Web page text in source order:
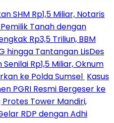
SHM Rp1,5 Miliar, Notaris
Tanah dengan
Rp3,5 Triliun, BBM
hingga Tantangan LisDes
Rp1,5 Miliar, Oknum
ke Polda Sumsel Kasus
PGRI Resmi Bergeser ke
Tower Mandiri,
RDP dengan Adhi